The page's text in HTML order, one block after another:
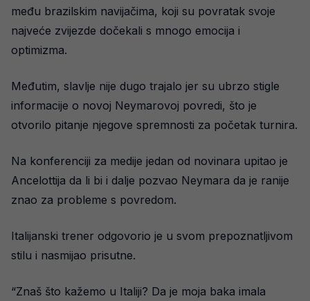
među brazilskim navijačima, koji su povratak svoje
najveće zvijezde dočekali s mnogo emocija i
optimizma.
Međutim, slavlje nije dugo trajalo jer su ubrzo stigle
informacije o novoj Neymarovoj povredi, što je
otvorilo pitanje njegove spremnosti za početak turnira.
Na konferenciji za medije jedan od novinara upitao je
Ancelottija da li bi i dalje pozvao Neymara da je ranije
znao za probleme s povredom.
Italijanski trener odgovorio je u svom prepoznatljivom
stilu i nasmijao prisutne.
“Znaš što kažemo u Italiji? Da je moja baka imala